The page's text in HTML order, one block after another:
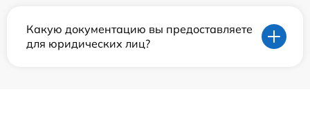
Какую документацию вы предоставляете
для юридических лиц?